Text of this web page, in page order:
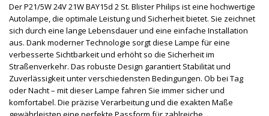
Der P21/5W 24V 21W BAY15d 2 St. Blister Philips ist eine hochwertige
Autolampe, die optimale Leistung und Sicherheit bietet. Sie zeichnet
sich durch eine lange Lebensdauer und eine einfache Installation
aus. Dank moderner Technologie sorgt diese Lampe für eine
verbesserte Sichtbarkeit und erhöht so die Sicherheit im
Straßenverkehr. Das robuste Design garantiert Stabilität und
Zuverlässigkeit unter verschiedensten Bedingungen. Ob bei Tag
oder Nacht – mit dieser Lampe fahren Sie immer sicher und
komfortabel. Die präzise Verarbeitung und die exakten Maße